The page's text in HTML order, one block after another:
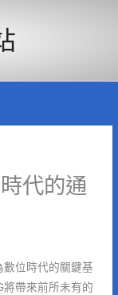
代的通
數位時代的關鍵基
帶來前所未有的